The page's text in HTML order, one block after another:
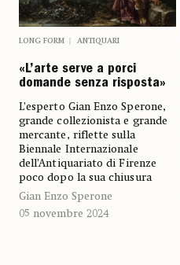
LONG FORM ANTIQUARI
«L’arte serve a porci
domande senza risposta»
L’esperto Gian Enzo Sperone,
grande collezionista e grande
mercante, riflette sulla
Biennale Internazionale
dell’Antiquariato di Firenze
poco dopo la sua chiusura
Gian Enzo Sperone
05 novembre 2024